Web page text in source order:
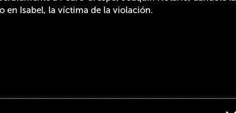
en Isabel, la víctima de la violación.